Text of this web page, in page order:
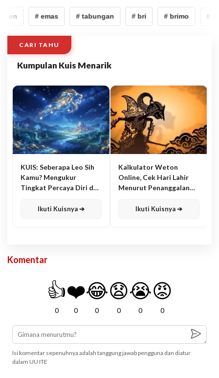
# emas # tabungan # bri # brimo #
CARI TAHU
Kumpulan Kuis Menarik
KUIS: Seberapa Leo Sih
Kamu? Mengukur
Tingkat Percaya Diri dan
Ikuti Kuisnya ➔
Kalkulator Weton
Online, Cek Hari Lahir
Menurut Penanggalan
Ikuti Kuisnya ➔
Komentar
👍
0
❤️
0
😂
0
😧
0
😭
0
😡
0
Isi komentar sepenuhnya adalah tanggung jawab pengguna dan diatur
dalam UU ITE